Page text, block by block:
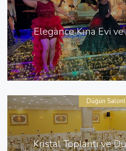
Elegance Kına Evi
Kristal Toplantı ve
Düğün